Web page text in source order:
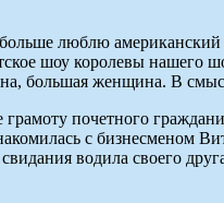
люблю
шоу королевы
большая женщина. В
почетного
с бизнесменом
водила своего